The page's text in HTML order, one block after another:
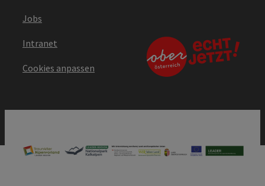
Jobs
Intranet
Cookies anpassen